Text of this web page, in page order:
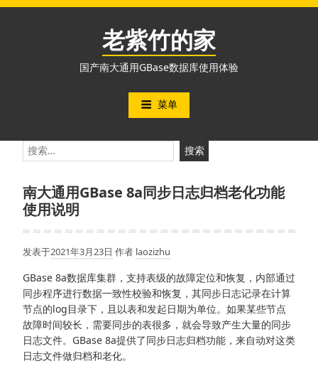
跳
老紫竹的家
国产南大通用GBase数据库使用体验
菜单
搜
索：
南大通用GBase 8a同步日志归档老化功能
使用说明
发表于2021年3月23日 作者 laozizhu
GBase 8a数据库集群，支持表级的故障定位和恢复，内部通过
同步程序进行数据一致性校验和恢复，其同步日志记录在计算
节点的log目录下，且以表和发起日期为单位。如果某些节点
故障时间较长，需要同步的表很多，就会导致产生大量的同步
日志文件。GBase 8a提供了同步日志归档功能，来自动对这类
日志文件做归档和老化。